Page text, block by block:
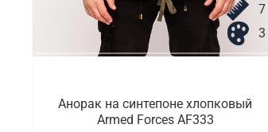
7
3
Анорак на синтепоне хлопковый
Armed Forces AF333